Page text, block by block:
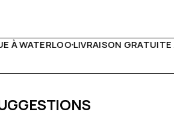
GRATUITE À PARTIR DE 150€LIVE